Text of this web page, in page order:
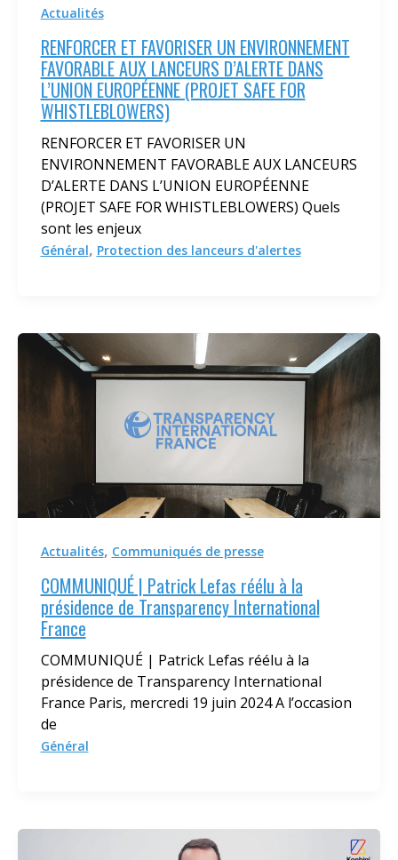
Actualités
RENFORCER ET FAVORISER UN ENVIRONNEMENT
FAVORABLE AUX LANCEURS D’ALERTE DANS
L’UNION EUROPÉENNE (PROJET SAFE FOR
WHISTLEBLOWERS)
RENFORCER ET FAVORISER UN
ENVIRONNEMENT FAVORABLE AUX LANCEURS
D’ALERTE DANS L’UNION EUROPÉENNE
(PROJET SAFE FOR WHISTLEBLOWERS) Quels
sont les enjeux
Général, Protection des lanceurs d'alertes
Actualités, Communiqués de presse
COMMUNIQUÉ | Patrick Lefas réélu à la
présidence de Transparency International
France
COMMUNIQUÉ | Patrick Lefas réélu à la
présidence de Transparency International
France Paris, mercredi 19 juin 2024 A l’occasion
de
Général